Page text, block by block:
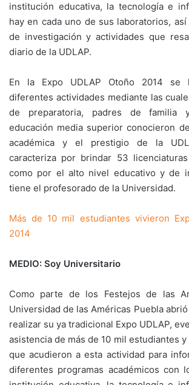
institución educativa, la tecnología e
hay en cada uno de sus laboratorios,
de investigación y actividades que
diario de la UDLAP.
En la Expo UDLAP Otoño 2014 se
diferentes actividades mediante las
de preparatoria, padres de familia
educación media superior conocieron
académica y el prestigio de la
caracteriza por brindar 53
como por el alto nivel educativo y de
tiene el profesorado de la Universidad.
Más de 10 mil estudiantes vivieron
2014
MEDIO: Soy Universitario
Como parte de los Festejos de las
Universidad de las Américas Puebla
realizar su ya tradicional Expo UDLAP,
asistencia de más de 10 mil estudiantes
que acudieron a esta actividad para
diferentes programas académicos con